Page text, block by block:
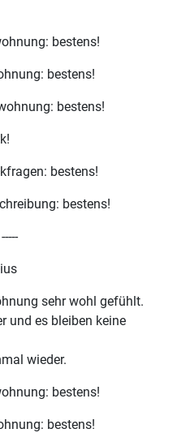
bestens!
bestens!
bestens!
bestens!
bestens!
-----
sehr wohl gefühlt.
und es bleiben keine
wieder.
bestens!
bestens!